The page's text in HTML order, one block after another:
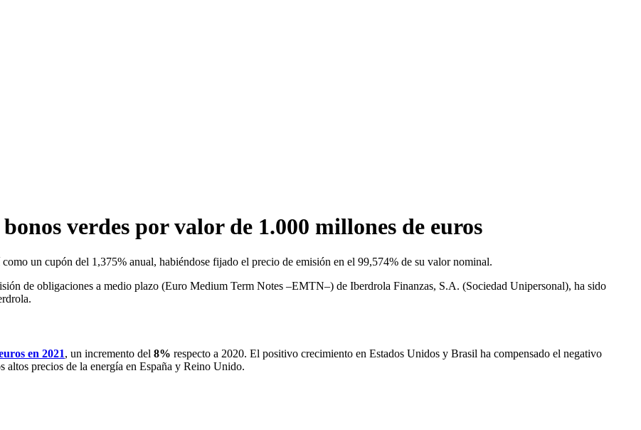
verdes por valor de 1.000 millones de euros
como un cupón del 1,375% anual, habiéndose fijado el precio de emisión en el 99,574% de su valor nominal.
de obligaciones a medio plazo (Euro Medium Term Notes –EMTN–) de Iberdrola Finanzas, S.A. (Sociedad Unipersonal), ha sido
en 2021, un incremento del 8% respecto a 2020. El positivo crecimiento en Estados Unidos y Brasil ha compensado el negativo
precios de la energía en España y Reino Unido.